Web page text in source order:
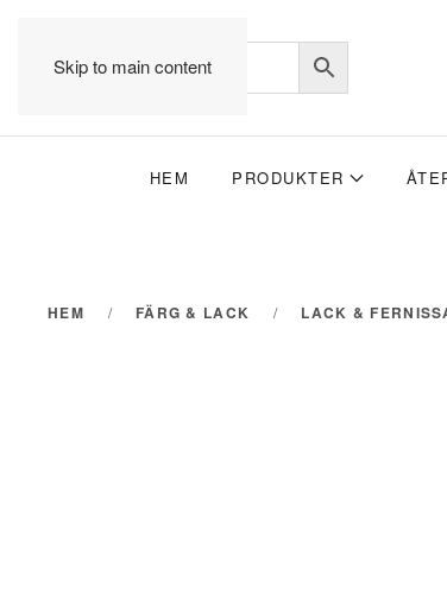
Skip to main content
HEM PRODUKTER
HEM FÄRG & LACK LACK &